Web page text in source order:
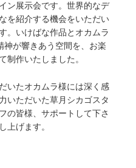
ン展示会です。世界的なデ
を紹介する機会をいただい
。いけばな作品とオカムラ
が響きあう空間を、お楽
制作いたしました。
いたオカムラ様には深く感
いただいた草月シカゴスタ
の皆様、サポートして下さ
上げます。